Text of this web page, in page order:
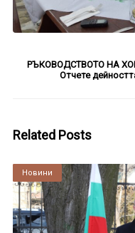
РЪКОВОДСТВОТО НА
Отчете
Related Posts
Култура
Новини